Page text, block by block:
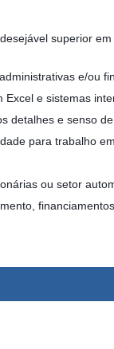
superior
e/ou
Excel e sistemas
detalhes e senso de
para trabalho
ou setor